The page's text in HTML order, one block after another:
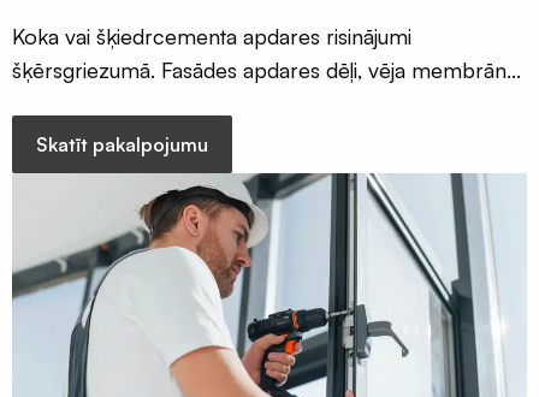
Koka vai šķiedrcementa apdares risinājumi
šķērsgriezumā. Fasādes apdares dēļi, vēja membrāna
paldies
Skatīt pakalpojumu